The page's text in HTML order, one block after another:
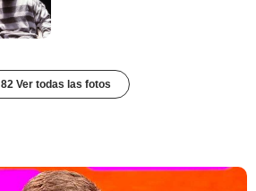
82 Ver todas las fotos